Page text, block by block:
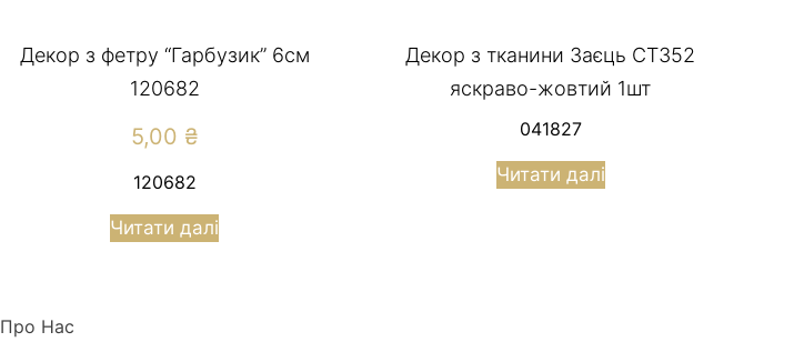
Декор з фетру “Гарбузик” 6см
120682
5,00 ₴
120682
Читати далі
Декор з тканини Заєць СТ352
яскраво-жовтий 1шт
041827
Читати далі
Про Нас